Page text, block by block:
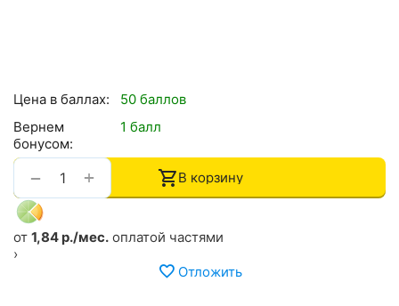
Цена в баллах:
50 баллов
Вернем
бонусом:
1 балл
+
− В корзину
от 1,84 р./мес. оплатой частями
›
Отложить